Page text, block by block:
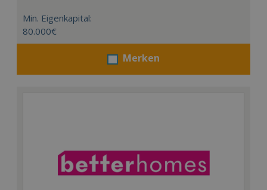
Min. Eigenkapital:
80.000€
Merken